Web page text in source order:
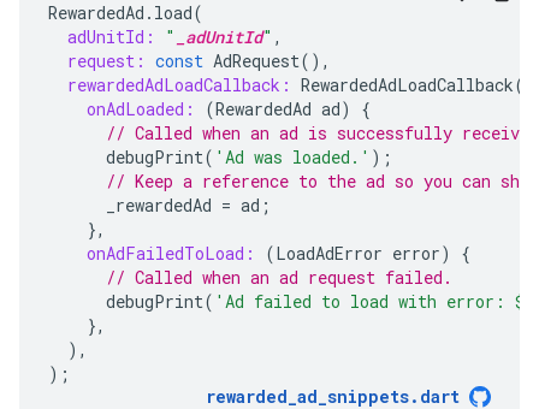
RewardedAd . load(
adUnitId:
" _adUnitId" ,
request: const AdRequest(),
rewardedAdLoadCallback: RewardedAdLoadCallback(
onAdLoaded:
(RewardedAd ad)
{
// Called when an ad is successfully
debugPrint( 'Ad was loaded.' );
// Keep a reference to the ad so you can
_rewardedAd = ad ;
},
onAdFailedToLoad:
(LoadAdError error)
{
// Called when an ad request failed.
debugPrint( 'Ad failed to load with error: $
},
),
);
rewarded_ad_snippets. dart